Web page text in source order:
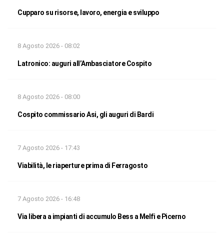
Cupparo su risorse, lavoro, energia e sviluppo
8 Agosto 2026 - 08:02
Latronico: auguri all’Ambasciatore Cospito
8 Agosto 2026 - 08:00
Cospito commissario Asi, gli auguri di Bardi
7 Agosto 2026 - 17:43
Viabilità, le riaperture prima di Ferragosto
7 Agosto 2026 - 16:48
Via libera a impianti di accumulo Bess a Melfi e Picerno